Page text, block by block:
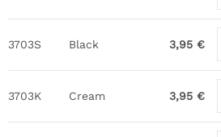
3703S Black 3,95 €
3703K Cream 3,95 €